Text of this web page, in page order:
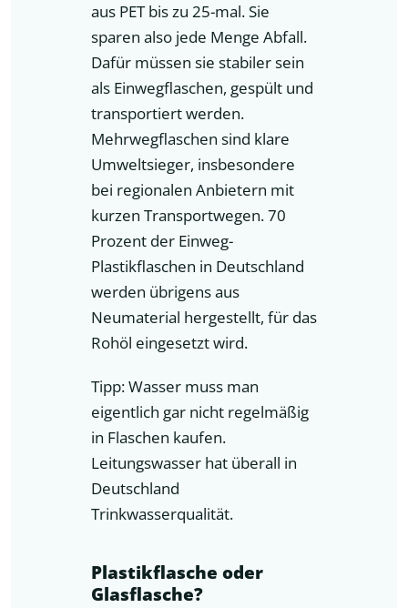
aus PET bis zu 25-mal. Sie
sparen also jede Menge Abfall.
Dafür müssen sie stabiler sein
als Einwegflaschen, gespült und
transportiert werden.
Mehrwegflaschen sind klare
Umweltsieger, insbesondere
bei regionalen Anbietern mit
kurzen Transportwegen. 70
Prozent der Einweg-
Plastikflaschen in Deutschland
werden übrigens aus
Neumaterial hergestellt, für das
Rohöl eingesetzt wird.
Tipp: Wasser muss man
eigentlich gar nicht regelmäßig
in Flaschen kaufen.
Leitungswasser hat überall in
Deutschland
Trinkwasserqualität.
Plastikflasche oder
Glasflasche?